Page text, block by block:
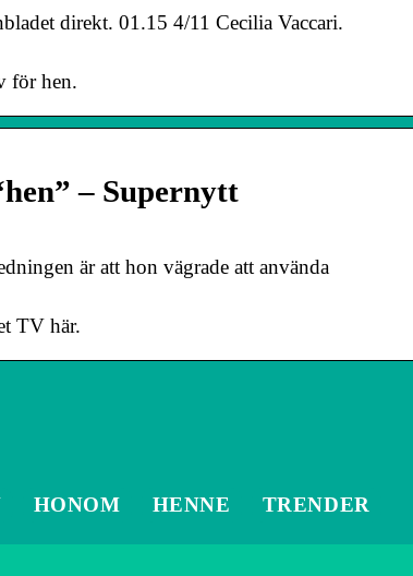
direkt. 01.15 4/11 Cecilia Vaccari.
för hen.
– Supernytt
är att hon vägrade att använda
TV här.
HONOM HENNE TRENDER